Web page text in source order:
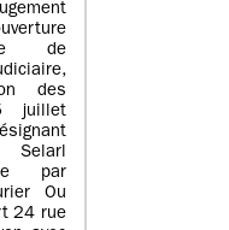
de
des
juillet
Selarl
par
Ou
24 rue